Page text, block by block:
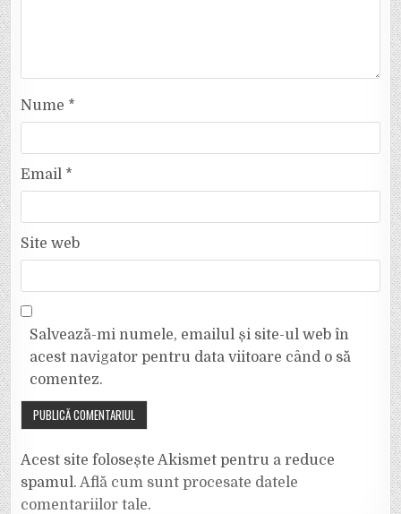
Nume *
Email *
Site web
Salvează-mi numele, emailul și site-ul web în
acest navigator pentru data viitoare când o să
comentez.
Acest site folosește Akismet pentru a reduce
spamul.Află cum sunt procesate datele
comentariilor tale.